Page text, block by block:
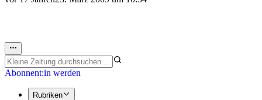
Abonnent:in werden
Rubriken